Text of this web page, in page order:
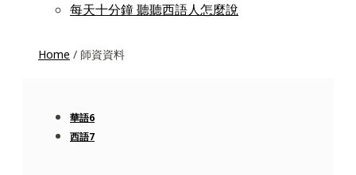
每天十分鐘 聽聽西語人怎麼說
Home / 師資資料
華語6
西語7